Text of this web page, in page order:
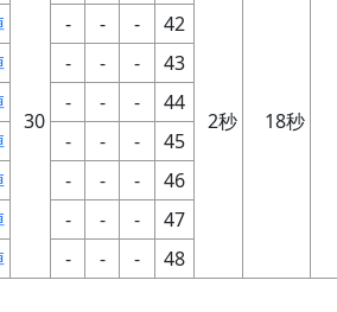
30 2秒 18秒
- - - 42
- - - 43
- - - 44
- - - 45
- - - 46
- - - 47
- - - 48